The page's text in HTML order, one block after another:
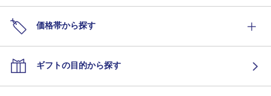
価格帯から探す
ギフトの目的から探す